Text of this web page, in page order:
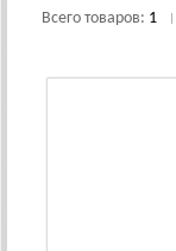
Всего товаров: 1